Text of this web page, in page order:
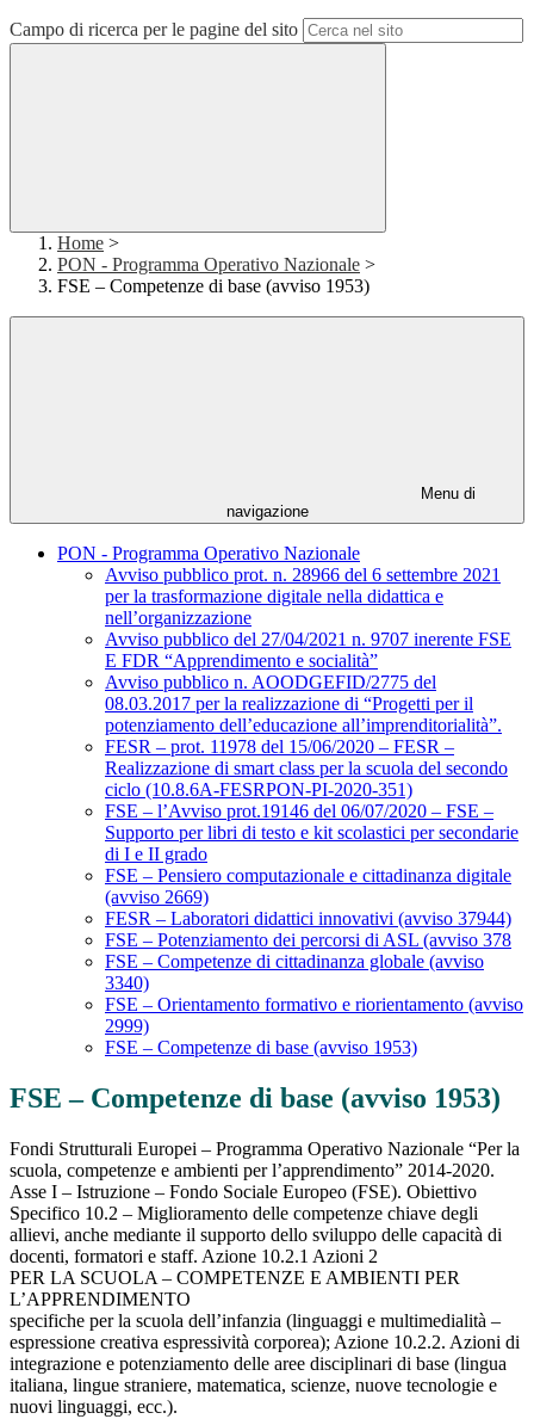
Campo di ricerca per le pagine del sito
Home >
PON - Programma Operativo Nazionale >
FSE – Competenze di base (avviso 1953)
Menu di
navigazione
PON - Programma Operativo Nazionale
Avviso pubblico prot. n. 28966 del 6 settembre 2021
per la trasformazione digitale nella didattica e
nell’organizzazione
Avviso pubblico del 27/04/2021 n. 9707 inerente FSE
E FDR “Apprendimento e socialità”
Avviso pubblico n. AOODGEFID/2775 del
08.03.2017 per la realizzazione di “Progetti per il
potenziamento dell’educazione all’imprenditorialità”.
FESR – prot. 11978 del 15/06/2020 – FESR –
Realizzazione di smart class per la scuola del secondo
ciclo (10.8.6A-FESRPON-PI-2020-351)
FSE – l’Avviso prot.19146 del 06/07/2020 – FSE –
Supporto per libri di testo e kit scolastici per secondarie
di I e II grado
FSE – Pensiero computazionale e cittadinanza digitale
(avviso 2669)
FESR – Laboratori didattici innovativi (avviso 37944)
FSE – Potenziamento dei percorsi di ASL (avviso 378
FSE – Competenze di cittadinanza globale (avviso
3340)
FSE – Orientamento formativo e riorientamento (avviso
2999)
FSE – Competenze di base (avviso 1953)
FSE – Competenze di base (avviso 1953)
Fondi Strutturali Europei – Programma Operativo Nazionale “Per la
scuola, competenze e ambienti per l’apprendimento” 2014-2020.
Asse I – Istruzione – Fondo Sociale Europeo (FSE). Obiettivo
Specifico 10.2 – Miglioramento delle competenze chiave degli
allievi, anche mediante il supporto dello sviluppo delle capacità di
docenti, formatori e staff. Azione 10.2.1 Azioni 2
PER LA SCUOLA – COMPETENZE E AMBIENTI PER
L’APPRENDIMENTO
specifiche per la scuola dell’infanzia (linguaggi e multimedialità –
espressione creativa espressività corporea); Azione 10.2.2. Azioni di
integrazione e potenziamento delle aree disciplinari di base (lingua
italiana, lingue straniere, matematica, scienze, nuove tecnologie e
nuovi linguaggi, ecc.).